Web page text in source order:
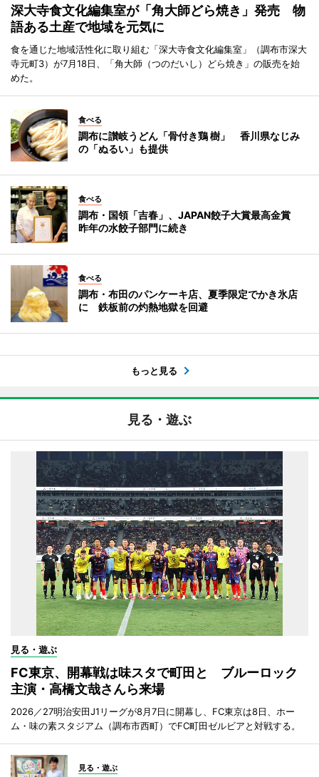
深大寺食文化編集室が「角大師どら焼き」発売 物
語ある土産で地域を元気に
食を通じた地域活性化に取り組む「深大寺食文化編集室」（調布市深大
寺元町3）が7月18日、「角大師（つのだいし）どら焼き」の販売を始
めた。
食べる
調布に讃岐うどん「骨付き鶏 樹」 香川県なじみ
の「ぬるい」も提供
食べる
調布・国領「吉春」、JAPAN餃子大賞最高金賞
昨年の水餃子部門に続き
食べる
調布・布田のパンケーキ店、夏季限定でかき氷店
に 鉄板前の灼熱地獄を回避
もっと見る
見る・遊ぶ
見る・遊ぶ
FC東京、開幕戦は味スタで町田と ブルーロック
主演・高橋文哉さんら来場
2026／27明治安田J1リーグが8月7日に開幕し、FC東京は8日、ホー
ム・味の素スタジアム（調布市西町）でFC町田ゼルビアと対戦する。
見る・遊ぶ